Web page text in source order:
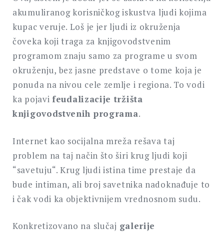
akumuliranog korisničkog iskustva ljudi kojima
kupac veruje. Loš je jer ljudi iz okruženja
čoveka koji traga za knjigovodstvenim
programom znaju samo za programe u svom
okruženju, bez jasne predstave o tome koja je
ponuda na nivou cele zemlje i regiona. To vodi
ka pojavi feudalizacije tržišta
knjigovodstvenih programa.
Internet kao socijalna mreža rešava taj
problem na taj način što širi krug ljudi koji
“savetuju“. Krug ljudi istina time prestaje da
bude intiman, ali broj savetnika nadoknađuje to
i čak vodi ka objektivnijem vrednosnom sudu.
Konkretizovano na slučaj galerije